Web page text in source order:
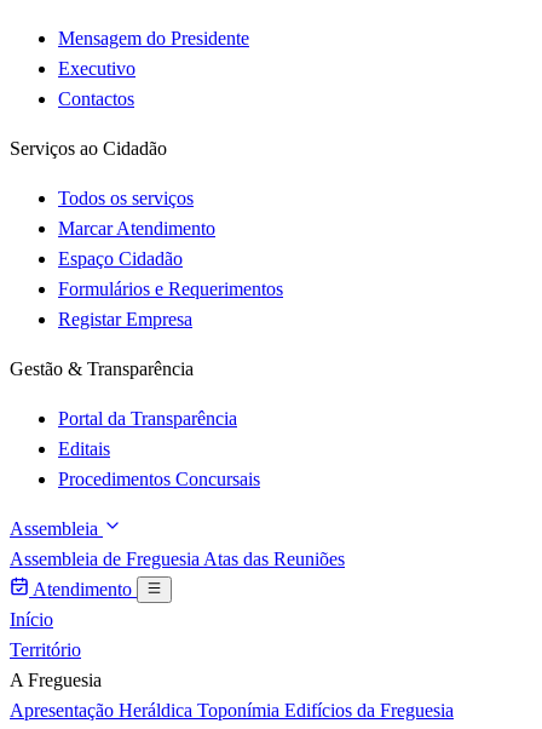
Mensagem do Presidente
Executivo
Contactos
Serviços ao Cidadão
Todos os serviços
Marcar Atendimento
Espaço Cidadão
Formulários e Requerimentos
Registar Empresa
Gestão & Transparência
Portal da Transparência
Editais
Procedimentos Concursais
Assembleia
Assembleia de Freguesia Atas das Reuniões
Atendimento
Início
Território
A Freguesia
Apresentação Heráldica Toponímia Edifícios da Freguesia